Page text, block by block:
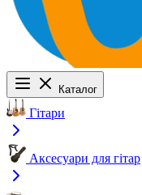
Каталог
Гітари
Аксесуари для гітар